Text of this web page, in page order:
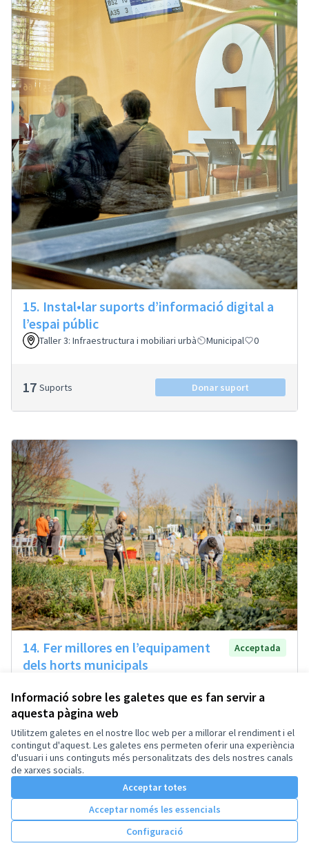
Informació sobre les galetes que es fan servir a
aquesta pàgina web
Utilitzem galetes en el nostre lloc web per a millorar el rendiment i el
contingut d'aquest. Les galetes ens permeten oferir una experiència
d'usuari i uns continguts més personalitzats des dels nostres canals
de xarxes socials.
Acceptar totes
Acceptar només les essencials
Configuració
15. Instal•lar suports d’informació digital a
l’espai públic
Taller 3: Infraestructura i mobiliari urbà Municipal 0
17 Suports Donar suport
14. Fer millores en l’equipament
dels horts municipals
Acceptada
72 Suports Donar suport
Resultats per pàgina: 25
1 2